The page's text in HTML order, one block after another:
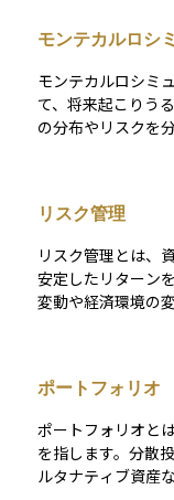
は、このボラティ
し、それを商品の
す。このため、投
商品は高リスク、
モンテカルロシ
モンテカルロシミ
て、将来起こりう
の分布やリスクを
ンダムにシミュレ
く増えるパター
「どの程度の確率
か」といった確率的な判
ミュレーションは
測値ではなく、幅
リスク管理
リスク管理とは、
安定したリターン
変動や経済環境の
（損切り）ルール
期的な視点でリス
整することも有効
の急変動時にも冷
取ることが可能に
ポートフォリオ
ポートフォリオと
を指します。分散
ルタナティブ資産